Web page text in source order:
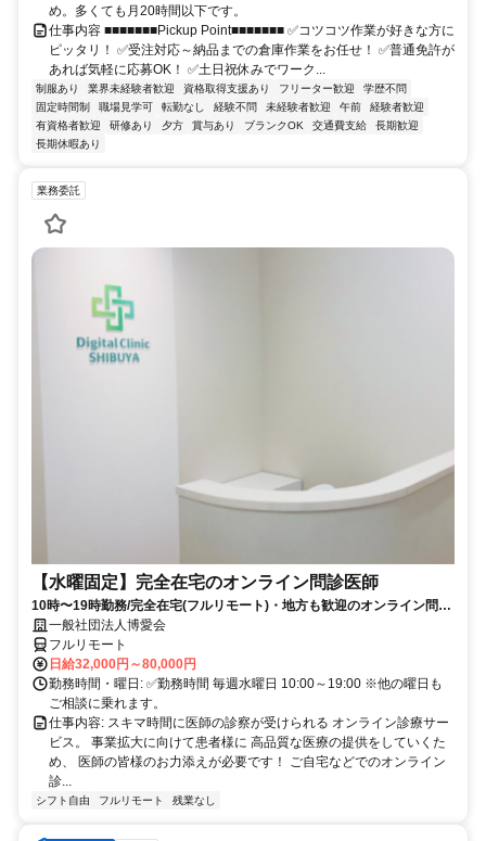
め。多くても月20時間以下です。
仕事内容 ■■■■■■■Pickup Point■■■■■■■ ✅コツコツ作業が好きな方に
ピッタリ！ ✅受注対応～納品までの倉庫作業をお任せ！ ✅普通免許が
あれば気軽に応募OK！ ✅土日祝休みでワーク...
制服あり 業界未経験者歓迎 資格取得支援あり フリーター歓迎
学歴不問
固定時間制
職場見学可 転勤なし 経験不問 未経験者歓迎 午前
経験者歓迎
有資格者歓迎
研修あり 夕方 賞与あり ブランクOK 交通費支給
長期歓迎
長期休暇あり
業務委託
【水曜固定】完全在宅のオンライン問診医師
10時〜19時勤務/完全在宅(フルリモート)・地方も歓迎のオンライン問診
業務一般社団法人博愛会
フルリモート
日給32,000円～80,000円
勤務時間・曜日: ✅勤務時間 毎週水曜日 10:00～19:00 ※他の曜日も
ご相談に乗れます。
仕事内容: スキマ時間に医師の診察が受けられる オンライン診療サー
ビス。 事業拡大に向けて患者様に 高品質な医療の提供をしていくた
め、 医師の皆様のお力添えが必要です！ ご自宅などでのオンライン
診...
シフト自由 フルリモート 残業なし